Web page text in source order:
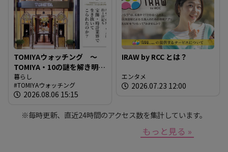
TOMIYAウォッチング ～
TOMIYA・10の謎を解き明か
す～ 謎03 「なぜTOMIYAは
約1世紀も宝飾・時計業界で
生き抜いてこられたの
暮らし
TOMIYAウォッチング
2026.08.06 15:15
IRAW by RCC とは？
エンタメ
2026.07.23 12:00
※毎時更新、直近24時間のアクセス数を集計しています。
もっと見る »